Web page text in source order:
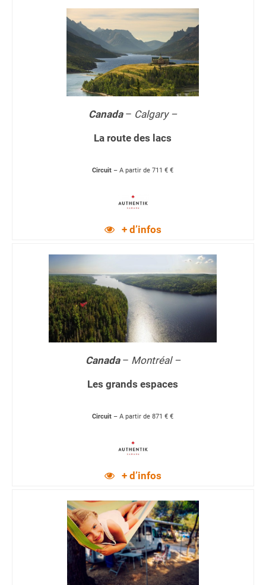
Canada– Calgary –
La route des lacs
Circuit – A partir de 711 € €
+ d’infos
Canada– Montréal –
Les grands espaces
Circuit – A partir de 871 € €
+ d’infos